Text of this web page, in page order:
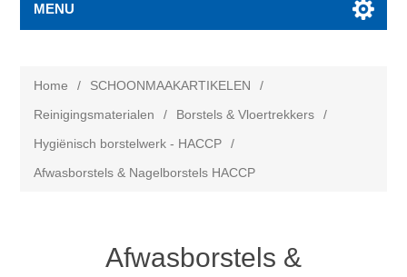
MENU
Home / SCHOONMAAKARTIKELEN
/
Reinigingsmaterialen
/ Borstels & Vloertrekkers
/
Hygiënisch borstelwerk - HACCP
/
Afwasborstels & Nagelborstels HACCP
Afwasborstels &